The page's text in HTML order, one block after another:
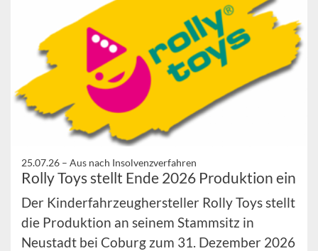
25.07.26 – Aus nach Insolvenzverfahren
Rolly Toys stellt Ende 2026 Produktion ein
Der Kinderfahrzeughersteller Rolly Toys stellt
die Produktion an seinem Stammsitz in
Neustadt bei Coburg zum 31. Dezember 2026